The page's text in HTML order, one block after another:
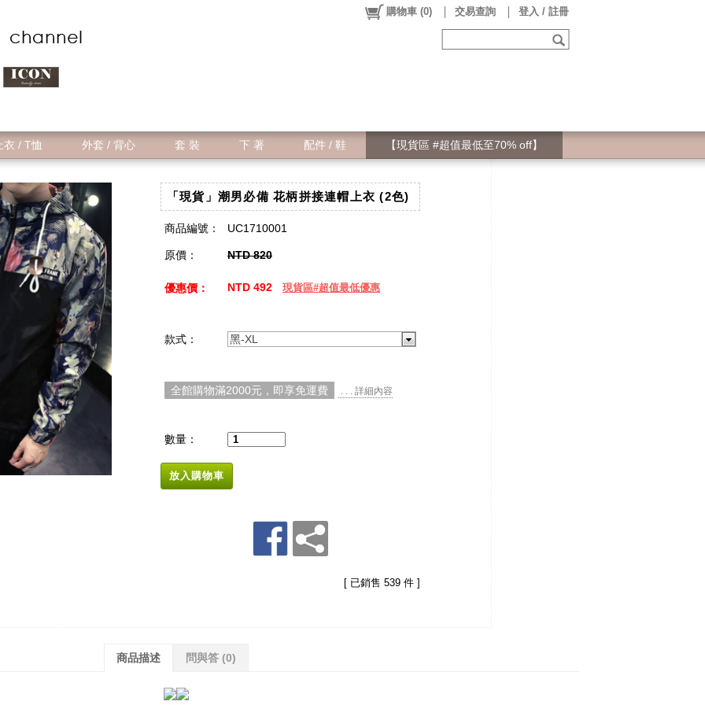
購物車 (0) 交易查詢 登入 / 註冊
衣 / T恤 外套 / 背心 套 裝 下 著 配件 / 鞋 【現貨區 #超值最低至70% off】
「現貨」潮男必備 花柄拼接連帽上衣 (2色)
商品編號： UC1710001
原價： NTD 820
優惠價： NTD 492 現貨區#超值最低優惠
款式： 黑-XL
全館購物滿2000元，即享免運費 . . . 詳細內容
數量：
放入購物車
[ 已銷售 539 件 ]
商品描述 問與答 (0)